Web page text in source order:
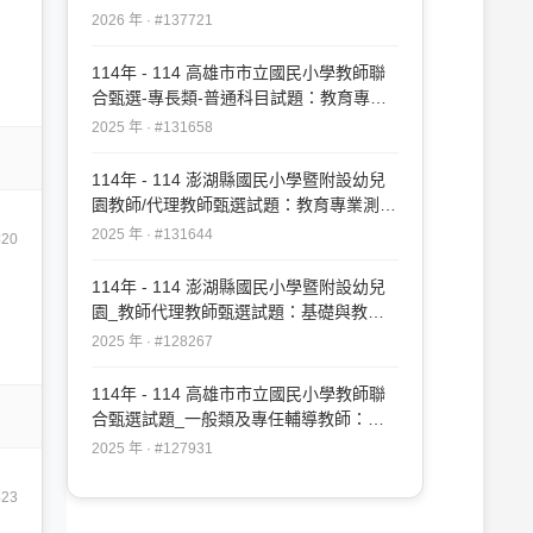
2026 年 · #137721
114年 - 114 高雄市市立國民小學教師聯
合甄選-專長類-普通科目試題：教育專業
#131658
2025 年 · #131658
114年 - 114 澎湖縣國民小學暨附設幼兒
園教師/代理教師甄選試題：教育專業測驗
#131644
2025 年 · #131644
114年 - 114 澎湖縣國民小學暨附設幼兒
園_教師代理教師甄選試題：基礎與教育
專業測驗#128267
2025 年 · #128267
114年 - 114 高雄市市立國民小學教師聯
合甄選試題_一般類及專任輔導教師：教
育專業#127931
2025 年 · #127931